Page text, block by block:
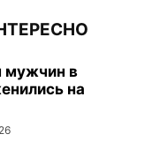
мужчин в
на